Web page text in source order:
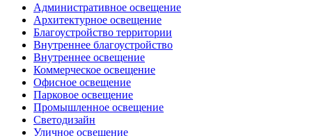
Административное освещение
Архитектурное освещение
Благоустройство территории
Внутреннее благоустройство
Внутреннее освещение
Коммерческое освещение
Офисное освещение
Парковое освещение
Промышленное освещение
Светодизайн
Уличное освещение